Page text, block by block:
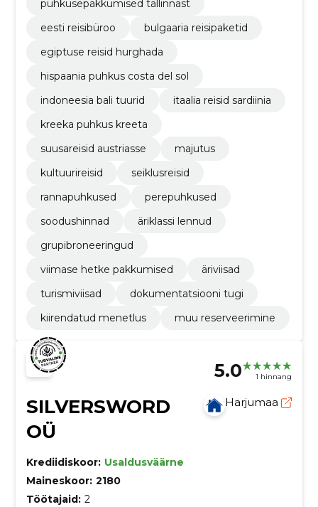
puhkusepakkumised tallinnast
eesti reisibüroo
bulgaaria reisipaketid
egiptuse reisid hurghada
hispaania puhkus costa del sol
indoneesia bali tuurid
itaalia reisid sardiinia
kreeka puhkus kreeta
suusareisid austriasse
majutus
kultuurireisid
seiklusreisid
rannapuhkused
perepuhkused
soodushinnad
äriklassi lennud
grupibroneeringud
viimase hetke pakkumised
äriviisad
turismiviisad
dokumentatsiooni tugi
kiirendatud menetlus
muu reserveerimine
5.0 1 hinnang
SILVERSWORD
OÜ
Harjumaa
Krediidiskoor: Usaldusväärne
Maineskoor: 2180
Töötajaid: 2